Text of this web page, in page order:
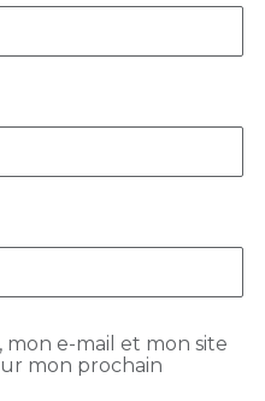
e-mail et mon site
mon prochain